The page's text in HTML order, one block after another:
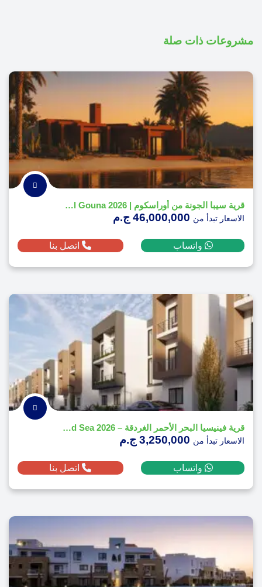
مشروعات ذات صلة
قرية سيبا الجونة من أوراسكوم | Siba El Gouna 2026
الاسعار تبدأ من
واتساب اتصل بنا
قرية فينيسيا البحر الأحمر الغردقة – Venecia Red Sea 2026
الاسعار تبدأ من
واتساب اتصل بنا